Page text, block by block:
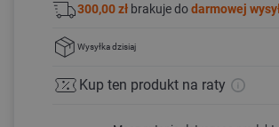
300,00 zł brakuje dodarmowej
Wysyłkadzisiaj
Kup ten produkt na raty